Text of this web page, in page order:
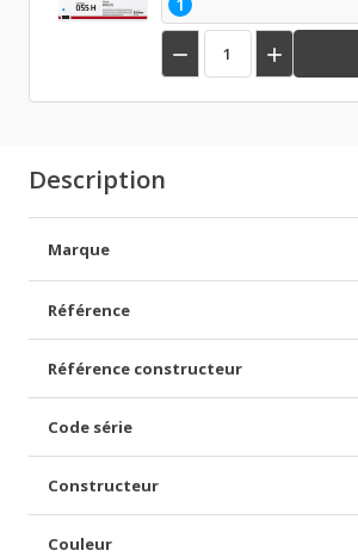
 
Description
Marque
Référence
Référence constructeur
Code série
Constructeur
Couleur